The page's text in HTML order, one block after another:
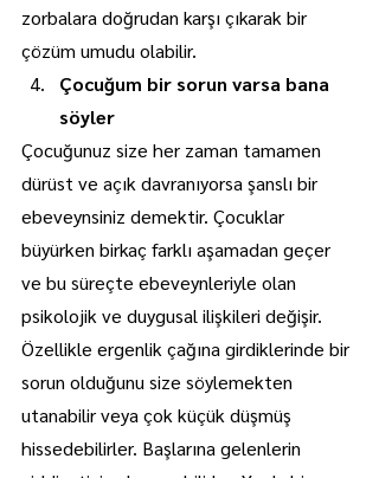
zorbalara doğrudan karşı çıkarak bir
çözüm umudu olabilir.
Çocuğum bir sorun varsa bana
söyler
Çocuğunuz size her zaman tamamen
dürüst ve açık davranıyorsa şanslı bir
ebeveynsiniz demektir. Çocuklar
büyürken birkaç farklı aşamadan geçer
ve bu süreçte ebeveynleriyle olan
psikolojik ve duygusal ilişkileri değişir.
Özellikle ergenlik çağına girdiklerinde bir
sorun olduğunu size söylemekten
utanabilir veya çok küçük düşmüş
hissedebilirler. Başlarına gelenlerin